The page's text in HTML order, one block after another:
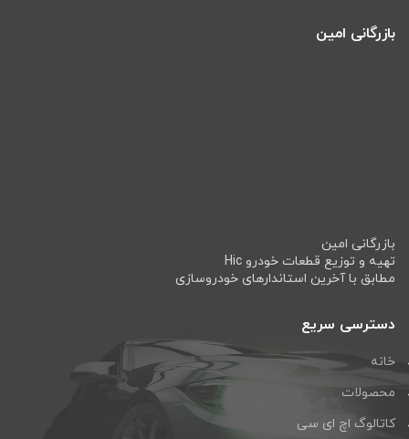
بازرگانی امین
بازرگانی امین
تهیه و توزیع قطعات خودرو Hic
مطابق با آخرین استاندارهای خودروسازی
دسترسی سریع
خانه
محصولات
کاتالوگ اچ ای سی